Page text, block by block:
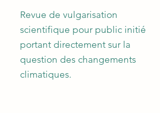
Revue de vulgarisation
scientifique pour public initié
portant directement sur la
question des changements
climatiques.